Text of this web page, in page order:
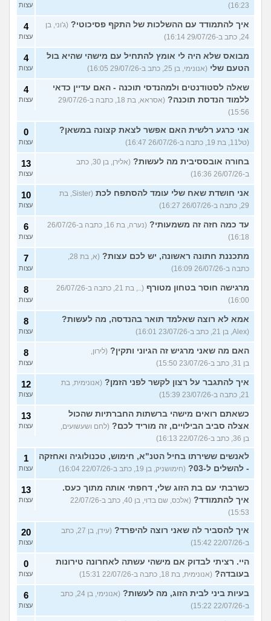
16:23) עצות
איך להתמודד עם ההשלכות של התקף פסיכוטי? (ג'וני, בן
24, כתב ב-29/07/26 16:14)
4
עצות
מבואס שלא היה לי אומץ להתחיל עם מישהי שהיא בול
הטעם שלי (אנונימי, בן 25, כתב ב-29/07/26 16:05)
4
עצות
שאלה לסטודנטים ולמהנדסי תוכנה - האם עדיין כדאי
ללמוד הנדסת תוכנה?
(אסראא, בת 18, כתבה ב-29/07/26
15:56)
4
עצות
אני כרגע רלשית האם אפשר לצאת קצונה במשאן?
(טל11, בת 19, כתבה ב-26/07/26 16:47)
0
עצות
בחורה אובססיבית מה לעשות?
(אלירן, בן 30, כתב
ב-26/07/26 16:36)
13
עצות
אני חושדת שאח שלי עומד להסתפח לכת
(Sister, בת
29, כתבה ב-26/07/26 16:27)
10
עצות
עד כמה חזה זה משמעותי?
(נערה, בת 16, כתבה ב-26/07/26
16:18)
6
עצות
מתכננת חתונה ראשונה, יש לכם עצות?
(א, בת 28,
כתבה ב-26/07/26 16:09)
7
עצות
מרגישה חוסר בטחון מטורף
(.., בת 21, כתבה ב-26/07/26
16:00)
8
עצות
אמא לא רוצה שאלמד תואר בהנדסה, מה לעשות?
(Alex, בן 21, כתב ב-23/07/26 16:01)
8
עצות
האם מה שאני מרגיש זה הגיוני ותקין? (לירון,
בן 31, כתב ב-23/07/26 15:50)
8
עצות
איך להתגבר על רצון לקשר לפני הזמן? (אנונימית, בת
21, כתבה ב-23/07/26 15:39)
12
עצות
כשאתם רואים מישהי ברשתות החברתיות שהכול
אצלה סביב הבילויים, זה מוריד לכם? (לחם ושעשועים,
בן 36, כתב ב-22/07/26 16:13)
13
עצות
לאנשים ששירתו בחיל הטנ"א, חימוש, טכנולוגיה ואחזקה
- להשלים ל-03?
(חימושניק, בן 19, כתב ב-22/07/26 16:04)
1
עצות
כשרבתי עם בת הזוג שלי, דחפתי אותה מתוך כעס.
איך להתמודד?
(אלכס, שם בדוי, בן 40, כתב ב-22/07/26
15:53)
13
עצות
איך להסביר לה שאני רוצה להיפרד?
(עידן, בן 27, כתב
ב-22/07/26 15:42)
20
עצות
היי. רציתי לבדוק אם מישהי עשתה לאחרונה טירונות
בעובדה? (אנונימית, בת 18, כתבה ב-22/07/26 15:31)
0
עצות
בעיות ביני לבית הזוג, מה לעשות?
(אנונימי, בן 24, כתב
ב-22/07/26 15:22)
6
עצות